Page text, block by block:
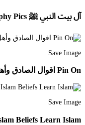
آل بيت النبي ﷺ Art Arabic Calligraphy Pics
Save Image
Pin On اقوال الصادق وأهل البيت ع
Save Image
Beliefs Learn Islam